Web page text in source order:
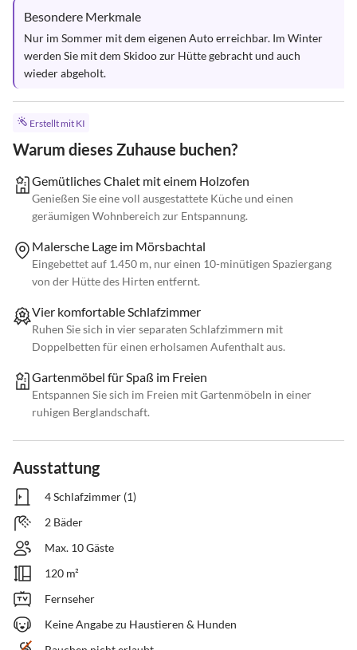
Besondere Merkmale
Nur im Sommer mit dem eigenen Auto erreichbar. Im Winter
werden Sie mit dem Skidoo zur Hütte gebracht und auch
wieder abgeholt.
Erstellt mit KI
Warum dieses Zuhause buchen?
Gemütliches Chalet mit einem Holzofen
Genießen Sie eine voll ausgestattete Küche und einen
geräumigen Wohnbereich zur Entspannung.
Malersche Lage im Mörsbachtal
Eingebettet auf 1.450 m, nur einen 10-minütigen Spaziergang
von der Hütte des Hirten entfernt.
Vier komfortable Schlafzimmer
Ruhen Sie sich in vier separaten Schlafzimmern mit
Doppelbetten für einen erholsamen Aufenthalt aus.
Gartenmöbel für Spaß im Freien
Entspannen Sie sich im Freien mit Gartenmöbeln in einer
ruhigen Berglandschaft.
Ausstattung
4 Schlafzimmer (1)
2 Bäder
Max. 10 Gäste
120 m²
Fernseher
Keine Angabe zu Haustieren & Hunden